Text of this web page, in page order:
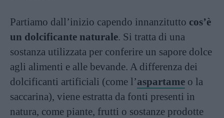
Partiamo dall’inizio capendo innanzitutto cos’è
un dolcificante naturale. Si tratta di una
sostanza utilizzata per conferire un sapore dolce
agli alimenti e alle bevande. A differenza dei
dolcificanti artificiali (come l’aspartame o la
saccarina), viene estratta da fonti presenti in
natura, come piante, frutti o sostanze prodotte